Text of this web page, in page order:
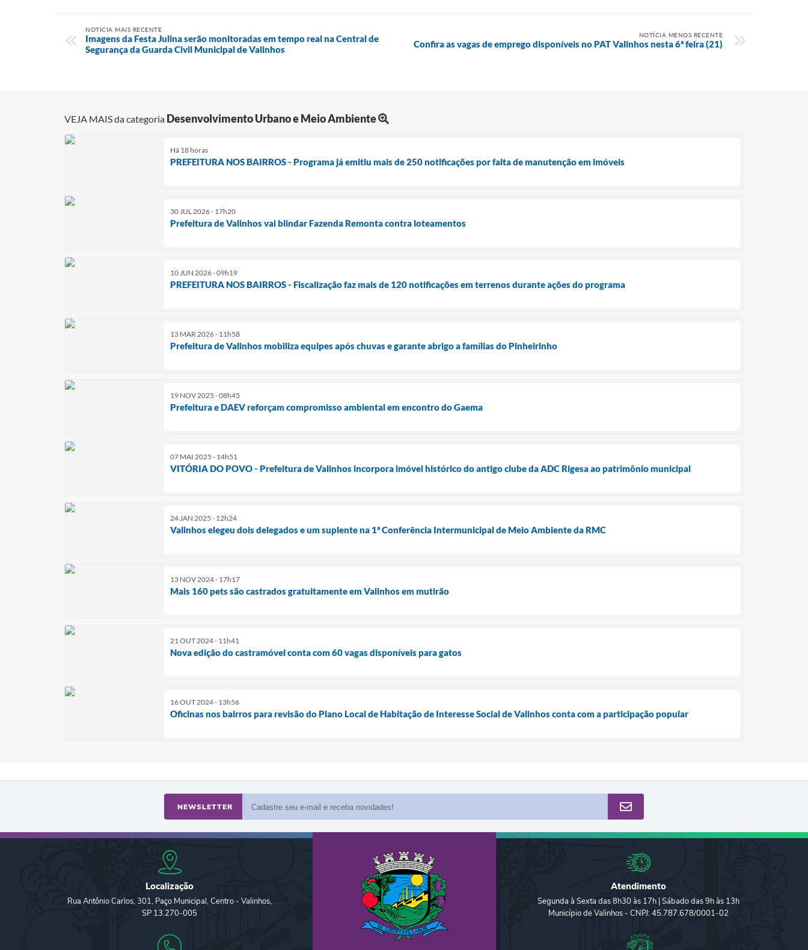
NOTÍCIA MAIS RECENTE
Imagens da Festa Julina serão monitoradas em tempo real na Central de
Segurança da Guarda Civil Municipal de Valinhos
NOTÍCIA MENOS RECENTE
Confira as vagas de emprego disponíveis no PAT Valinhos nesta 6ª feira (21)
VEJA MAIS da categoria Desenvolvimento Urbano e Meio Ambiente
Há 18 horas
PREFEITURA NOS BAIRROS - Programa já emitiu mais de 250 notificações por falta de manutenção em imóveis
30 JUL 2026 - 17h20
Prefeitura de Valinhos vai blindar Fazenda Remonta contra loteamentos
10 JUN 2026 - 09h19
PREFEITURA NOS BAIRROS - Fiscalização faz mais de 120 notificações em terrenos durante ações do programa
13 MAR 2026 - 11h58
Prefeitura de Valinhos mobiliza equipes após chuvas e garante abrigo a famílias do Pinheirinho
19 NOV 2025 - 08h45
Prefeitura e DAEV reforçam compromisso ambiental em encontro do Gaema
07 MAI 2025 - 14h51
VITÓRIA DO POVO - Prefeitura de Valinhos incorpora imóvel histórico do antigo clube da ADC Rigesa ao patrimônio municipal
24 JAN 2025 - 12h24
Valinhos elegeu dois delegados e um suplente na 1ª Conferência Intermunicipal de Meio Ambiente da RMC
13 NOV 2024 - 17h17
Mais 160 pets são castrados gratuitamente em Valinhos em mutirão
21 OUT 2024 - 11h41
Nova edição do castramóvel conta com 60 vagas disponíveis para gatos
16 OUT 2024 - 13h56
Oficinas nos bairros para revisão do Plano Local de Habitação de Interesse Social de Valinhos conta com a participação popular
NEWSLETTER
Localização
Rua Antônio Carlos, 301, Paço Municipal, Centro - Valinhos,
SP 13.270-005
Atendimento
Segunda à Sexta das 8h30 às 17h | Sábado das 9h às 13h
Município de Valinhos - CNPJ: 45.787.678/0001-02